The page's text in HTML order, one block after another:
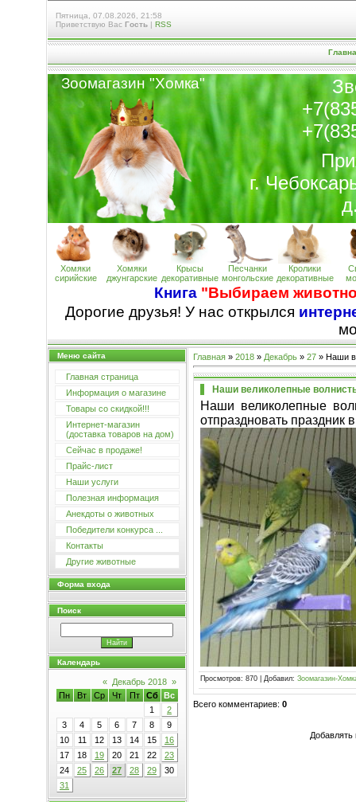
Пятница, 07.08.2026, 21:58
Приветствую Вас Гость| RSS
Зоомагазин "Хомка"
г.
Хомяки
сирийские
Хомяки
джунгарские
Крысы
декоративные
Песчанки
монгольские
Кролики
декоративные
Книга "Выбираем
Дорогие друзья! У нас открылся
Меню сайта
Главная страница
Информация о магазине
Товары со скидкой!!!
Интернет-магазин
(доставка товаров на дом)
Сейчас в продаже!
Прайс-лист
Наши услуги
Полезная информация
Анекдоты о животных
Победители конкурса ...
Контакты
Другие животные
Форма входа
Поиск
Календарь
« Декабрь 2018 »
Пн
Вт Ср Чт Пт Сб
Вс
1
2
3
4 5 6 7 8
9
10
11 12 13 14 15
16
17
18 19 20 21 22
23
24
25 26 27 28 29
30
31
Главная» 2018 » Декабрь » 27» Наши
Наши великолепные
Наши великолепные
отпраздновать праздник
Просмотров: 870| Добавил: Зоомагазин-
Всего комментариев: 0
Добавлять